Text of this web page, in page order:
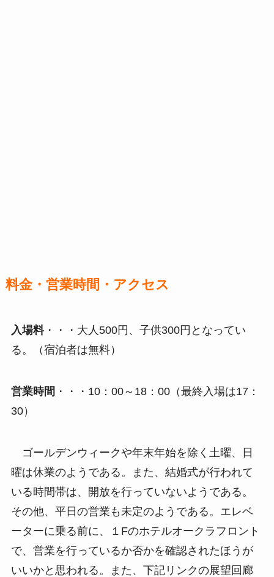
料金・営業時間・アクセス
入場料・・・大人500円、子供300円となってい
る。（宿泊者は無料）
営業時間 ・・・10：00～18：00（最終入場は17：
30）
ゴールデンウィークや年末年始を除く土曜、日
曜は休業のようである。また、結婚式が行われて
いる時間帯は、開放を行っていないようである。
その他、平日の営業も未定のようである。エレベ
ーターに乗る前に、１Fのホテルオークラフロント
で、営業を行っているか否かを確認されたほうが
いいかと思われる。また、下記リンクの展望回廊